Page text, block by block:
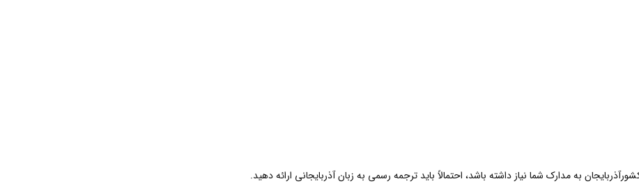
به مدارک شما نیاز داشته باشد، احتمالاً باید ترجمه رسمی به زبان آذربایجانی ارائه دهید.